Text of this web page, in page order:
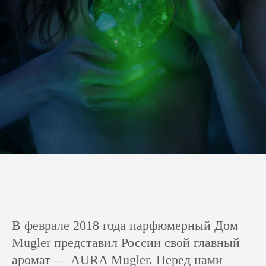
В феврале 2018 года парфюмерный Дом
Mugler представил России свой главный
аромат — AURA Mugler. Перед нами